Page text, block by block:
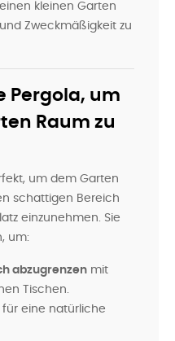
kleinen Garten
Zweckmäßigkeit zu
Pergola, um
Raum zu
um dem Garten
schattigen Bereich
einzunehmen. Sie
um:
abzugrenzen mit
Tischen.
für eine natürliche